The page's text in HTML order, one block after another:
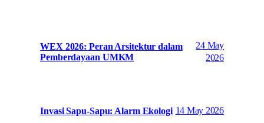
WEX 2026: Peran Arsitektur dalam
Pemberdayaan UMKM
24 May
2026
Invasi Sapu-Sapu: Alarm Ekologi 14 May 2026